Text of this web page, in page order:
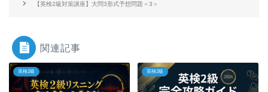
【英検2級対策講座】大問3形式予想問題＜3＞
関連記事
英検2級 英検2級